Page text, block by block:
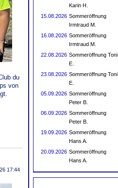
du
von
17:44
Karin H.
15.08.2026 Sommeröffnung
Irmtraud M.
16.08.2026 Sommeröffnung
Irmtraud M.
22.08.2026 Sommeröffnung Toni
E.
23.08.2026 Sommeröffnung Toni
E.
05.09.2026 Sommeröffnung
Peter B.
06.09.2026 Sommeröffnung
Peter B.
19.09.2026 Sommeröffnung
Hans A.
20.09.2026 Sommeröffnung
Hans A.